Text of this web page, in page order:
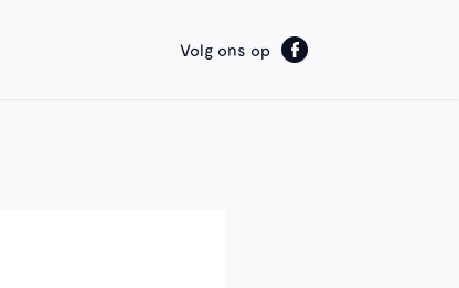
Volg ons op